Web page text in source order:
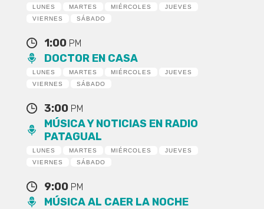
LUNES MARTES MIÉRCOLES
JUEVES
VIERNES
SÁBADO
1:00 PM
DOCTOR EN CASA
LUNES MARTES MIÉRCOLES
JUEVES
VIERNES
SÁBADO
3:00 PM
MÚSICA Y NOTICIAS EN RADIO
PATAGUAL
LUNES MARTES MIÉRCOLES
JUEVES
VIERNES
SÁBADO
9:00 PM
MÚSICA AL CAER LA NOCHE